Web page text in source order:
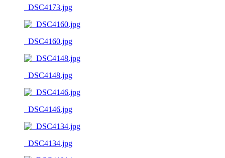
_DSC4173.jpg
_DSC4160.jpg
_DSC4148.jpg
_DSC4146.jpg
_DSC4134.jpg